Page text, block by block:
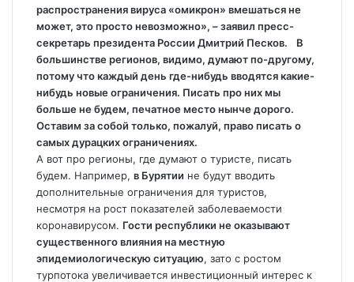
распространения вируса «омикрон» вмешаться не
может, это просто невозможно», – заявил пресс-
секретарь президента России Дмитрий Песков. В
большинстве регионов, видимо, думают по-другому,
потому что каждый день где-нибудь вводятся какие-
нибудь новые ограничения. Писать про них мы
больше не будем, печатное место нынче дорого.
Оставим за собой только, пожалуй, право писать о
самых дурацких ограничениях.
А вот про регионы, где думают о туристе, писать
будем. Например, в Бурятии не будут вводить
дополнительные ограничения для туристов,
несмотря на рост показателей заболеваемости
коронавирусом. Гости республики не оказывают
существенного влияния на местную
эпидемиологическую ситуацию, зато с ростом
турпотока увеличивается инвестиционный интерес к